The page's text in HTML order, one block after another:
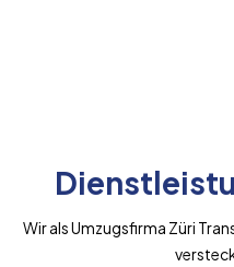
Wir als Umzugsfirma Züri